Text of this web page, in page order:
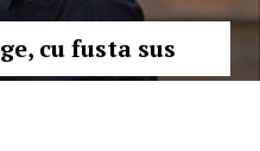
cu fusta sus